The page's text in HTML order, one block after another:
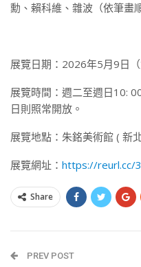
勳、賴科維、雜波（依筆畫
展覽日期：2026年5月9日
展覽時間：週二至週日10:
日則照常開放。
展覽地點：朱銘美術館 ( 新
展覽網址： https://reurl.cc/
Share
PREV POST